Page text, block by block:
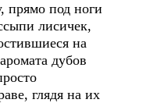
прямо под ноги
лисичек,
на
дубов
глядя на их